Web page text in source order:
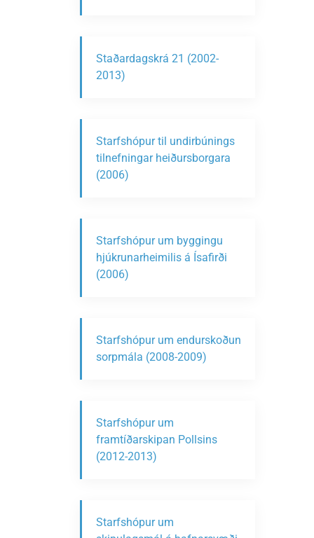
Staðardagskrá 21 (2002-
2013)
Starfshópur til undirbúnings
tilnefningar heiðursborgara
(2006)
Starfshópur um byggingu
hjúkrunarheimilis á Ísafirði
(2006)
Starfshópur um endurskoðun
sorpmála (2008-2009)
Starfshópur um
framtíðarskipan Pollsins
(2012-2013)
Starfshópur um